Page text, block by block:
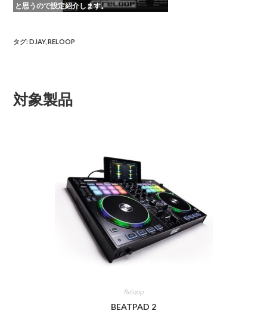
と思うので設定紹介します。
タグ:DJAY, RELOOP
対象製品
Reloop
BEATPAD 2